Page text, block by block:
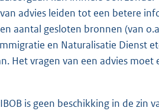
advies leiden tot een betere
aantal gesloten bronnen (van
en Naturalisatie Dienst
Het vragen van een advies
is geen beschikking in de zin